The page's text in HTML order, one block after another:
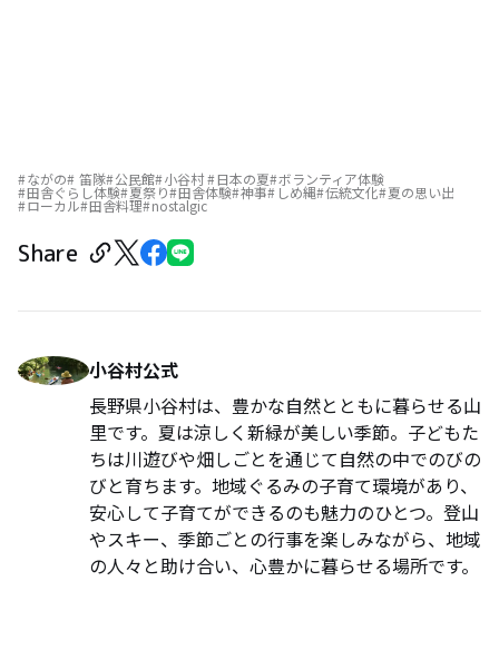
ながの 笛隊 公民館 小谷村 ⁠ 日本の夏 ボランティア体験
田舎ぐらし体験 夏祭り 田舎体験 神事 しめ縄 伝統文化 夏の思い出
ローカル 田舎料理 nostalgic
Share
小谷村公式
長野県小谷村は、豊かな自然とともに暮らせる山
里です。夏は涼しく新緑が美しい季節。子どもた
ちは川遊びや畑しごとを通じて自然の中でのびの
びと育ちます。地域ぐるみの子育て環境があり、
安心して子育てができるのも魅力のひとつ。登山
やスキー、季節ごとの行事を楽しみながら、地域
の人々と助け合い、心豊かに暮らせる場所です。